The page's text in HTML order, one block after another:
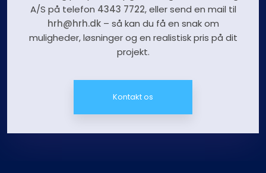
A/S på telefon 4343 7722, eller send en mail til
hrh@hrh.dk– så kan du få en snak om
muligheder, løsninger og en realistisk pris på dit
projekt.
Kontakt os